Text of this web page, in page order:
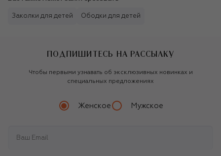
Заколки для детей Ободки для детей
ПОДПИШИТЕСЬ НА РАССЫЛКУ
Чтобы первыми узнавать об эксклюзивных новинках и
специальных предложениях
Женское Мужское